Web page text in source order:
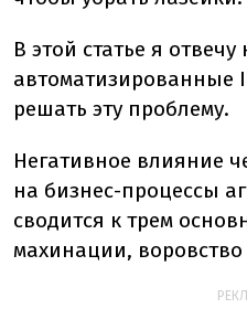
В этой статье я
автоматизированные
решать эту проблему.
Негативное влияние
на бизнес-процессы
сводится к трем
махинации,